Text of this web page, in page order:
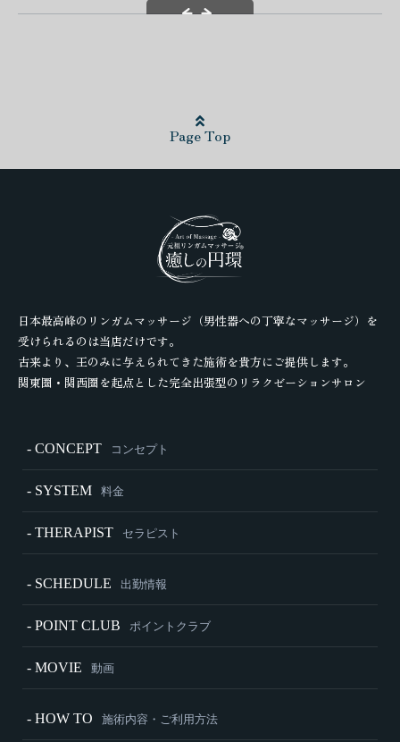
Page Top
日本最高峰のリンガムマッサージ（男性器への丁寧なマッサージ）を
受けられるのは当店だけです。
古来より、王のみに与えられてきた施術を貴方にご提供します。
関東圏・関西圏を起点とした完全出張型のリラクゼーションサロン
- CONCEPT コンセプト
- SYSTEM 料金
- THERAPIST セラピスト
- SCHEDULE 出勤情報
- POINT CLUB ポイントクラブ
- MOVIE 動画
- HOW TO 施術内容・ご利用方法